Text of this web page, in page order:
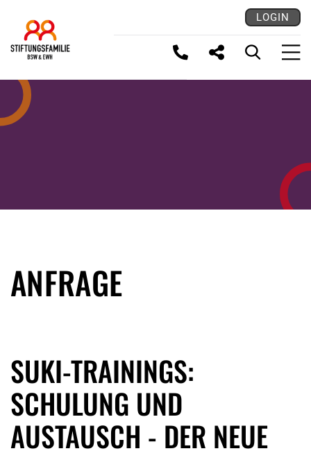
LOGIN
ANFRAGE
SUKI-TRAININGS:
SCHULUNG UND
AUSTAUSCH - DER NEUE